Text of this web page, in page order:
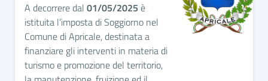
A decorrere dal 01/05/2025 è
istituita l’imposta di Soggiorno nel
Comune di Apricale, destinata a
finanziare gli interventi in materia di
turismo e promozione del territorio,